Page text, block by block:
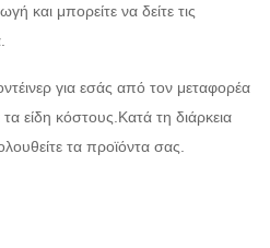
και μπορείτε να δείτε τις
για εσάς από τον μεταφορέα
είδη κόστους.Κατά τη διάρκεια
τα προϊόντα σας.